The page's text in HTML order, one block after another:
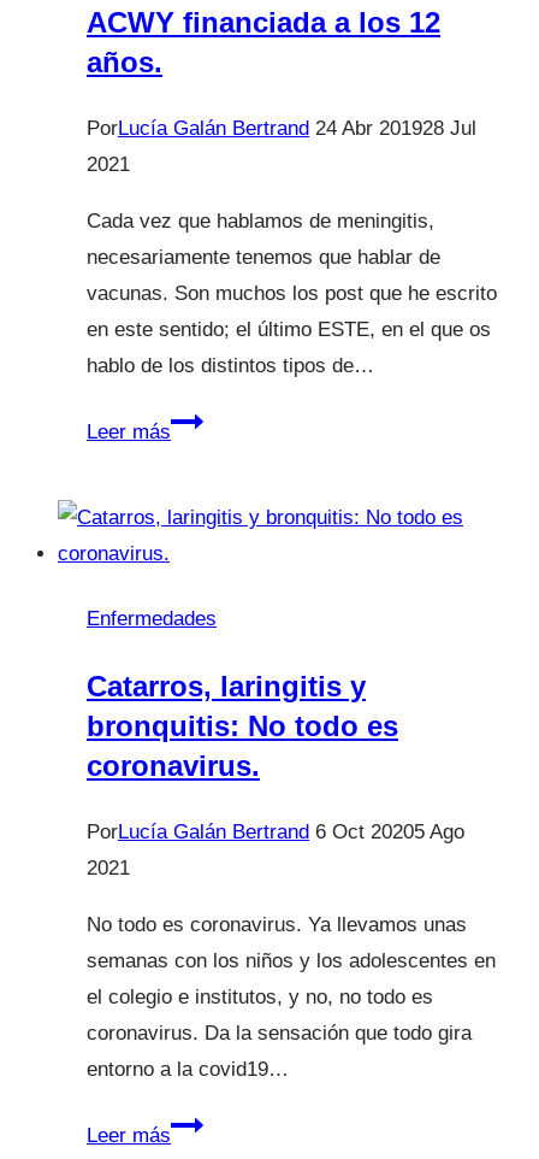
ACWY financiada a los 12
años.
PorLucía Galán Bertrand 24 Abr 201928 Jul
2021
Cada vez que hablamos de meningitis,
necesariamente tenemos que hablar de
vacunas. Son muchos los post que he escrito
en este sentido; el último ESTE, en el que os
hablo de los distintos tipos de…
Leer másVacuna
Meningitis
12
años.
Enfermedades
Catarros, laringitis y
bronquitis: No todo es
coronavirus.
PorLucía Galán Bertrand 6 Oct 20205 Ago
2021
No todo es coronavirus. Ya llevamos unas
semanas con los niños y los adolescentes en
el colegio e institutos, y no, no todo es
coronavirus. Da la sensación que todo gira
entorno a la covid19…
Leer másCatarros,